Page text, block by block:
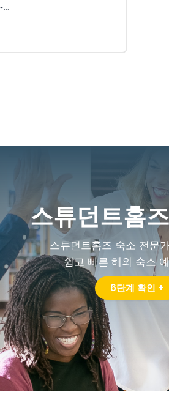
스튜던트홈
스튜던트홈즈 숙소 전문
쉽고 빠른 해외 숙소
6단계 확인 +